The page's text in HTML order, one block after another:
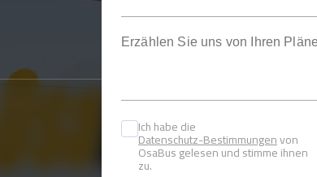
Ich habe die
Datenschutz-Bestimmungenvon
OsaBus gelesen und stimme ihnen
zu.